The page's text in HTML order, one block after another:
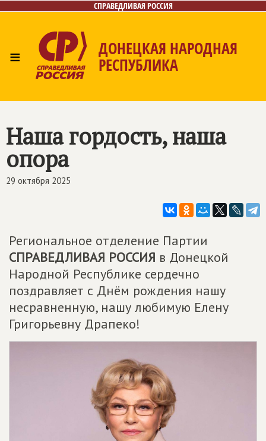
СПРАВЕДЛИВАЯ РОССИЯ
≡ ДОНЕЦКАЯ НАРОДНАЯ
РЕСПУБЛИКА
Наша гордость, наша
опора
29 октября 2025
Региональное отделение Партии
СПРАВЕДЛИВАЯ РОССИЯ в Донецкой
Народной Республике сердечно
поздравляет с Днём рождения нашу
несравненную, нашу любимую Елену
Григорьевну Драпеко!